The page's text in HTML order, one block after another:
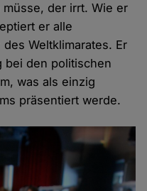
der irrt. Wie er
er alle
Weltklimarates. Er
bei den politischen
was als einzig
präsentiert werde.